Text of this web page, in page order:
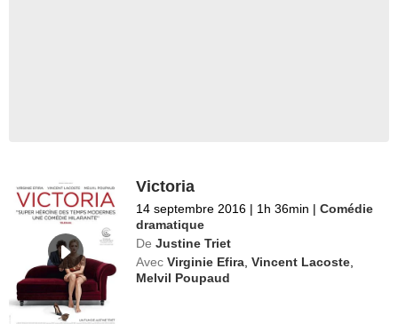
Victoria
14 septembre 2016 | 1h 36min | Comédie
dramatique
De Justine Triet
Avec Virginie Efira ,Vincent Lacoste
Melvil Poupaud